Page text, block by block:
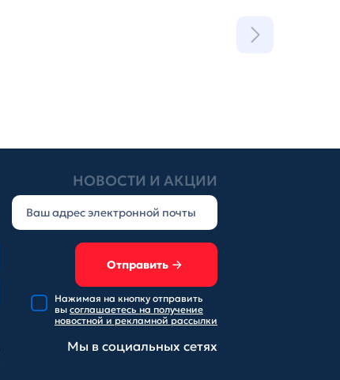
НОВОСТИ И АКЦИИ
Отправить
Нажимая на кнопку отправить
вы соглашаетесь на получение
новостной и рекламной рассылки
Мы в социальных сетях